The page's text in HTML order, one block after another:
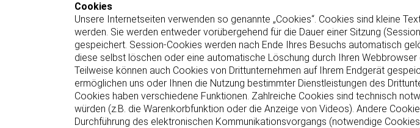
Cookies
Unsere Internetseiten verwenden so genannte „Cookies“. Cookies sind kleine
werden. Sie werden entweder vorübergehend für die Dauer einer Sitzung
gespeichert. Session-Cookies werden nach Ende Ihres Besuchs automatisch
diese selbst löschen oder eine automatische Löschung durch Ihren Webbrowser
Teilweise können auch Cookies von Drittunternehmen auf Ihrem Endgerät
ermöglichen uns oder Ihnen die Nutzung bestimmter Dienstleistungen des
Cookies haben verschiedene Funktionen. Zahlreiche Cookies sind technisch
würden (z.B. die Warenkorbfunktion oder die Anzeige von Videos). Andere
Durchführung des elektronischen Kommunikationsvorgangs (notwendige